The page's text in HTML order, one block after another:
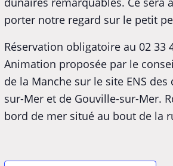
porter notre regard sur le petit
Réservation obligatoire au 02 33
Animation proposée par le
de la Manche sur le site ENS des
sur-Mer et de Gouville-sur-Mer.
bord de mer situé au bout de la